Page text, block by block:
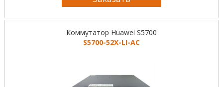
Коммутатор Huawei S5700
S5700-52X-LI-AC